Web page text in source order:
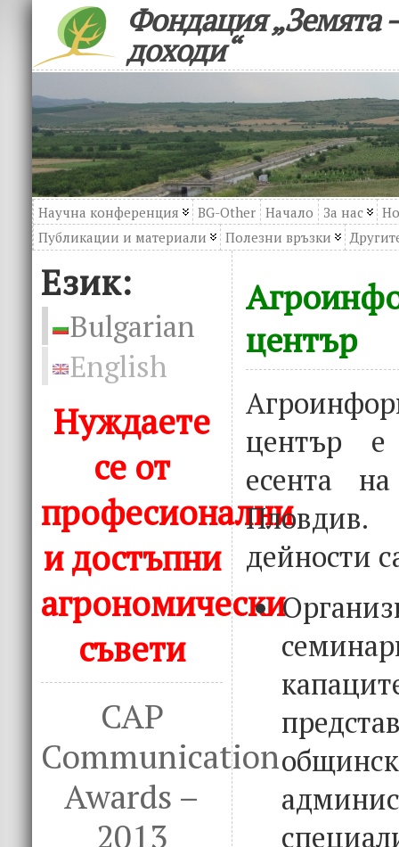
Фондация „Земята
доходи“
Научна конференция BG-Other Начало За нас
Публикации и материали
Полезни връзки
Език:
Bulgarian
English
Нуждаете
се от
професионални
и достъпни
агрономически
съвети
CAP
Communication
Awards –
2013
център
център е
есента
дейности